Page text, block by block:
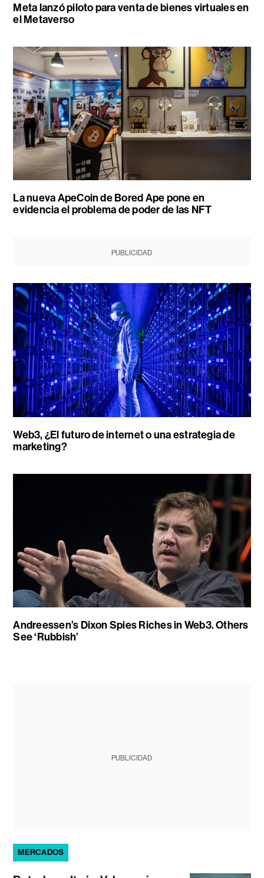
Meta lanzó piloto para venta de bienes virtuales en
el Metaverso
La nueva ApeCoin de Bored Ape pone en
evidencia el problema de poder de las NFT
PUBLICIDAD
Web3, ¿El futuro de internet o una estrategia de
marketing?
Andreessen’s Dixon Spies Riches in Web3. Others
See ‘Rubbish’
PUBLICIDAD
MERCADOS